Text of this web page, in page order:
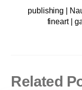
publishing |
fineart |
Related